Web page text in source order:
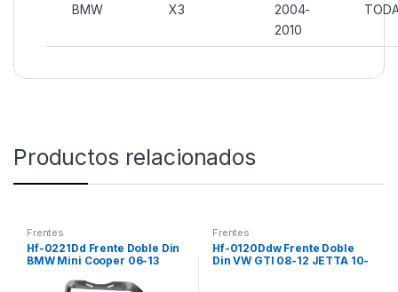
BMW X3
2004-
2010
Productos relacionados
Frentes
Hf-0221Dd Frente Doble Din
BMW Mini Cooper 06-13
Frentes
Hf-0120Ddw Frente Doble
Din VW GTI 08-12 JETTA 10-